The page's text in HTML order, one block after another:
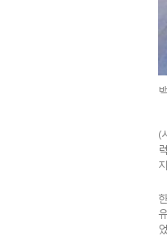
(